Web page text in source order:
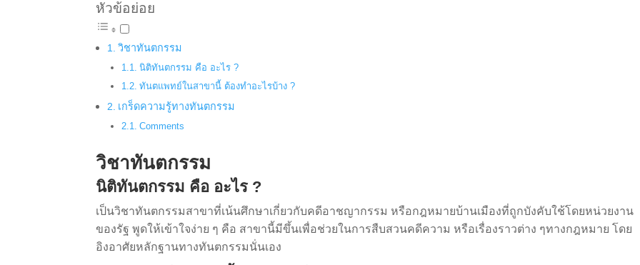
หัวข้อย่อย
วิชาทันตกรรม
นิติทันตกรรม คือ อะไร ?
ทันตแพทย์ในสาขานี้ ต้องทำอะไรบ้าง ?
เกร็ดความรู้ทางทันตกรรม
Comments
วิชาทันตกรรม
นิติทันตกรรม คือ อะไร ?
เป็นวิชาทันตกรรมสาขาที่เน้นศึกษาเกี่ยวกับคดีอาชญากรรม หรือกฎหมายบ้านเมืองที่ถูกบังคับใช้โดยหน่วยงาน
ของรัฐ พูดให้เข้าใจง่าย ๆ คือ สาขานี้มีขึ้นเพื่อช่วยในการสืบสวนคดีความ หรือเรื่องราวต่าง ๆทางกฎหมาย โดย
อิงอาศัยหลักฐานทางทันตกรรมนั่นเอง